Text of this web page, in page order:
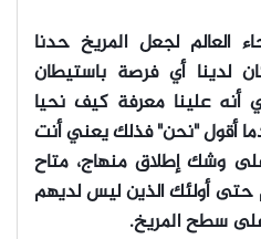
العالم لجعل المريخ حدنا
لدينا أي فرصة باستيطان
أنه علينا معرفة كيف نحيا
أقول "نحن" فذلك يعني أنت
وشك إطلاق منهاج، متاح
حتى أولئك الذين ليس لديهم
سطح المريخ.